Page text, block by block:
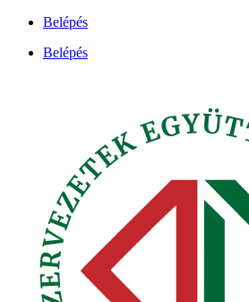
Ugrás
tartalomhoz
Belépés
Belépés